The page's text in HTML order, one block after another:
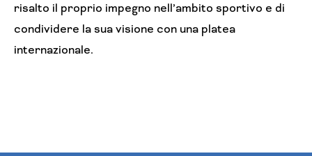
risalto il proprio impegno nell’ambito sportivo e di
condividere la sua visione con una platea
internazionale.